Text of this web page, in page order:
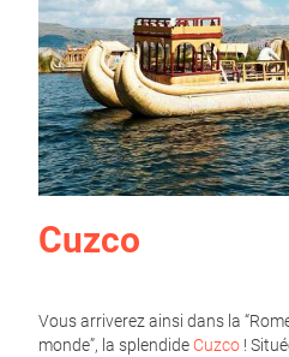
Cuzco
Vous arriverez ainsi dans la
monde”, la splendide Cuzco !